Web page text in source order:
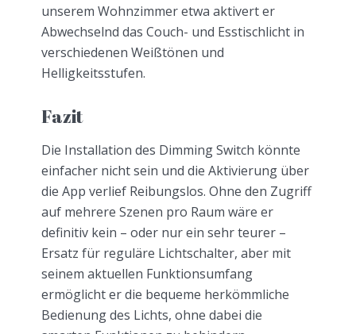
unserem Wohnzimmer etwa aktivert er
Abwechselnd das Couch- und Esstischlicht in
verschiedenen Weißtönen und
Helligkeitsstufen.
Fazit
Die Installation des Dimming Switch könnte
einfacher nicht sein und die Aktivierung über
die App verlief Reibungslos. Ohne den Zugriff
auf mehrere Szenen pro Raum wäre er
definitiv kein – oder nur ein sehr teurer –
Ersatz für reguläre Lichtschalter, aber mit
seinem aktuellen Funktionsumfang
ermöglicht er die bequeme herkömmliche
Bedienung des Lichts, ohne dabei die